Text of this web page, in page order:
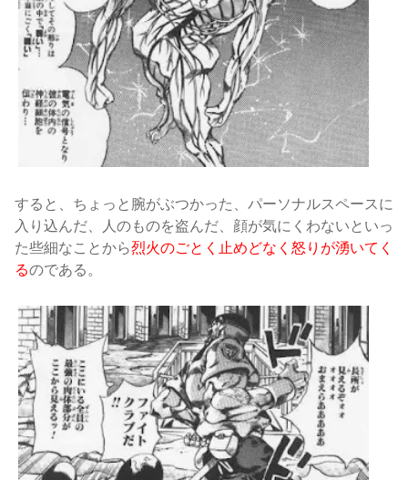
すると、ちょっと腕がぶつかった、パーソナルスペースに
入り込んだ、人のものを盗んだ、顔が気にくわないといっ
た些細なことから烈火のごとく止めどなく怒りが湧いてく
るのである。